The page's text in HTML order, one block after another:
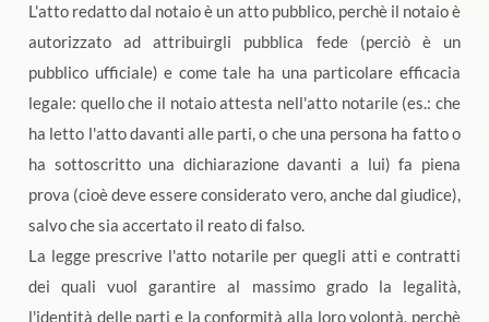
L'atto redatto dal notaio è un atto pubblico, perchè il notaio è
autorizzato ad attribuirgli pubblica fede (perciò è un
pubblico ufficiale) e come tale ha una particolare efficacia
legale: quello che il notaio attesta nell'atto notarile (es.: che
ha letto l'atto davanti alle parti, o che una persona ha fatto o
ha sottoscritto una dichiarazione davanti a lui) fa piena
prova (cioè deve essere considerato vero, anche dal giudice),
salvo che sia accertato il reato di falso.
La legge prescrive l'atto notarile per quegli atti e contratti
dei quali vuol garantire al massimo grado la legalità,
l'identità delle parti e la conformità alla loro volontà, perchè